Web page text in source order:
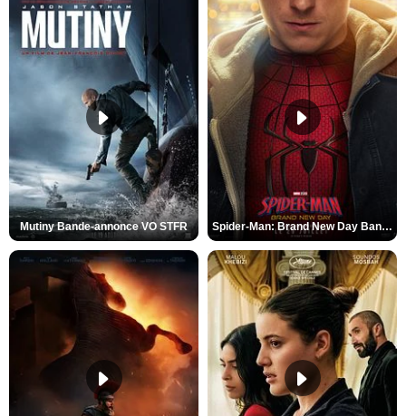
Mutiny Bande-annonce VO STFR Spider-Man: Brand New Day Bande-annonce VO STFR